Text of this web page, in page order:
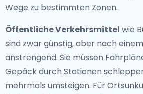
Wege zu bestimmten Zonen.
Öffentliche Verkehrsmittel wie
sind zwar günstig, aber nach
anstrengend. Sie müssen
Gepäck durch Stationen
mehrmals umsteigen. Für